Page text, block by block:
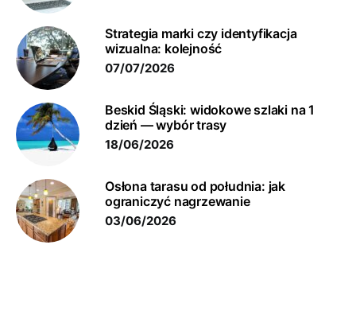
Strategia marki czy identyfikacja
wizualna: kolejność
07/07/2026
Beskid Śląski: widokowe szlaki na 1
dzień — wybór trasy
18/06/2026
Osłona tarasu od południa: jak
ograniczyć nagrzewanie
03/06/2026